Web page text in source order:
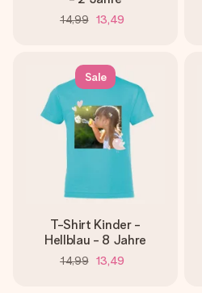
14,99 13,49
Sale
T-Shirt Kinder -
Hellblau - 8 Jahre
14,99 13,49